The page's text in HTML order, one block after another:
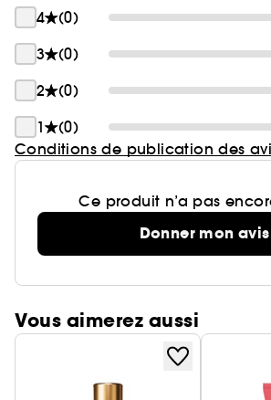
4
(0)
3
(0)
2
(0)
1
(0)
Conditions de publication des
Ce produit n’a pas
Donner mon avis
Vous aimerez aussi